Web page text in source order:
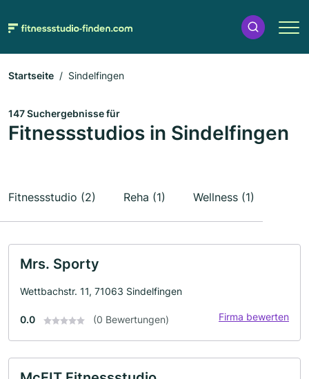
Startseite Sindelfingen
147 Suchergebnisse für
Fitnessstudios in Sindelfingen
Fitnessstudio (2) Reha (1) Wellness (1)
Mrs. Sporty
Wettbachstr. 11, 71063 Sindelfingen
0.0 (0 Bewertungen) Firma bewerten